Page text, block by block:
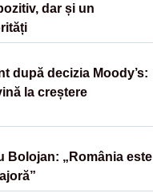
dar și un
după decizia Moody’s:
la creștere
Bolojan: „România este